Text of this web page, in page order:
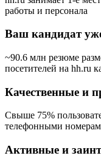
работы и персонала
Ваш кандидат
~90.6 млн резюме
посетителей на hh.ru
Качественные и
Свыше 75%
телефонными
Активные и